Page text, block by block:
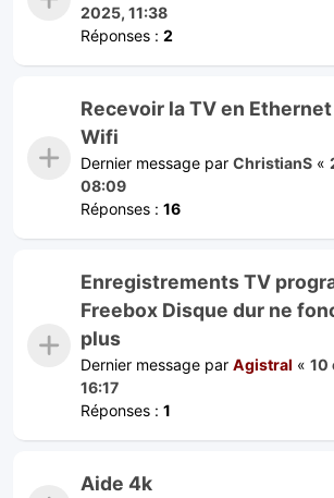
2025, 11:38
Réponses : 2
Recevoir la TV en
Wifi
Dernier message par ChristianS «
08:09
Réponses : 16
Enregistrements TV
Freebox Disque dur ne
plus
Dernier message par Agistral « 10
16:17
Réponses : 1
Aide 4k